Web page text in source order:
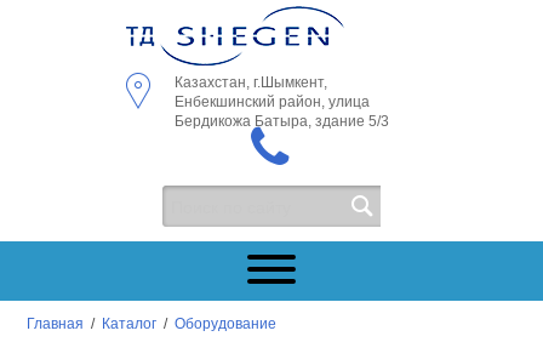
Казахстан, г.Шымкент,
Енбекшинский район, улица
Бердикожа Батыра, здание 5/3
Главная / Каталог /Оборудование